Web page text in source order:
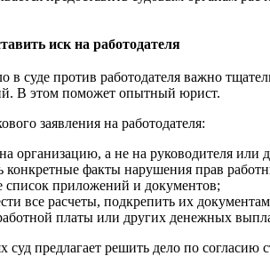
иск на работодателя
в суде против работодателя важно
В этом поможет опытный юрист.
заявления на работодателя:
организацию, а не на руководителя или
конкретные факты нарушения прав
список приложений и документов;
все расчеты, подкрепить их
платы или других денежных
суд предлагает решить дело по согласию